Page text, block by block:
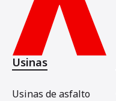
Usinas
Usinas de asfalto